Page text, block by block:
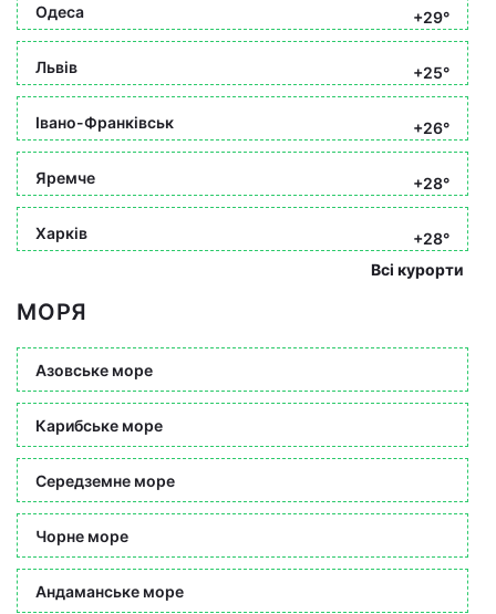
Одеса +29°
Львів +25°
Івано-Франківськ +26°
Яремче +28°
Харків
+28°
Всі курорти
МОРЯ
Азовське море
Карибське море
Середземне море
Чорне море
Андаманське море